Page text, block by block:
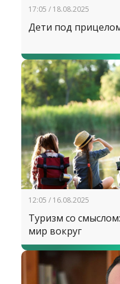
17:05 / 18.08.2025
Дети под
12:05 / 16.08.2025
Туризм со
мир вокруг